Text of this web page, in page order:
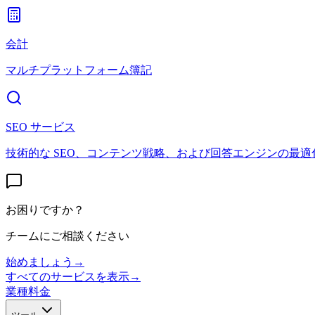
会計
マルチプラットフォーム簿記
SEO サービス
技術的な SEO、コンテンツ戦略、および回答エンジンの最適
お困りですか？
チームにご相談ください
始めましょう →
すべてのサービスを表示→
業種料金